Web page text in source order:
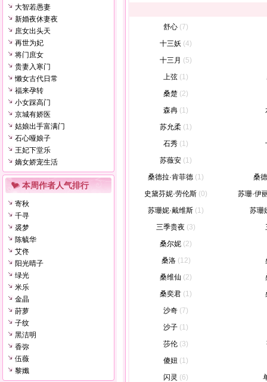
大智若愚妻
新婚夜休妻夜
庶女出头天
再世为妃
将门庶女
贵妻入寒门
懒女古代日常
福来孕转
小女踩高门
京城有娇医
姑娘出手富满门
石心哑娘子
王妃下堂乐
嫡女娇宠生活
本周作者人气排行
寄秋
千寻
裘梦
陈毓华
艾佟
阳光晴子
绿光
米乐
金晶
莳萝
子纹
黑洁明
香弥
伍薇
黎孅
舒心 (7)
十三妖 (4)
十三月 (5)
上弦 (1)
桑楚 (2)
森冉 (1)
苏允柔 (1)
石秀 (1)
苏薇安 (1)
桑德拉·肯菲德 (1)
桑
史黛芬妮·劳伦斯 (0)
苏珊·伊
苏珊妮·戴维斯 (1)
苏珊
三季贵夜 (3)
桑尔妮 (2)
桑洛 (12)
桑维仙 (2)
桑奕君 (1)
沙奇 (7)
沙子 (1)
莎伦 (3)
傻妞 (1)
闪灵 (6)